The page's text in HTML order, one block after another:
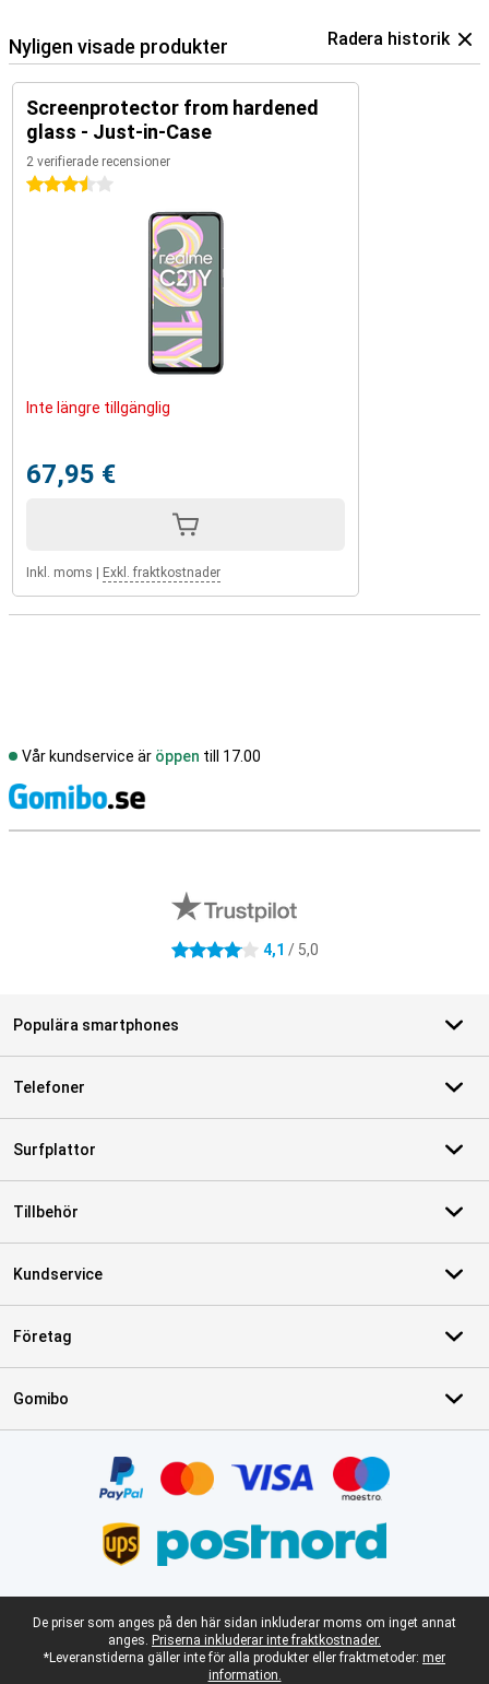
Nyligen visade produkter Radera historik
Screenprotector from hardened
glass - Just-in-Case
2 verifierade recensioner
3.5 stjärnor
Inte längre tillgänglig
67,95 €
Inkl. moms Exkl. fraktkostnader
Vår kundservice är öppen till 17.00
4.1 stjärnor 4,1 / 5,0
Populära smartphones
Telefoner
Surfplattor
Tillbehör
Kundservice
Företag
Gomibo
Juridisk fotnot
De priser som anges på den här sidan inkluderar moms om inget annat
anges. Priserna inkluderar inte fraktkostnader.
*Leveranstiderna gäller inte för alla produkter eller fraktmetoder: mer
information.